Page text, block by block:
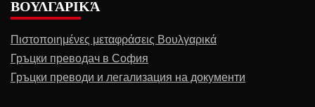
ΒΟΥΛΓΑΡΙΚΆ
Πιστοποιημένες μεταφράσεις Βουλγαρικά
Гръцки преводач в София
Гръцки преводи и легализация на документи